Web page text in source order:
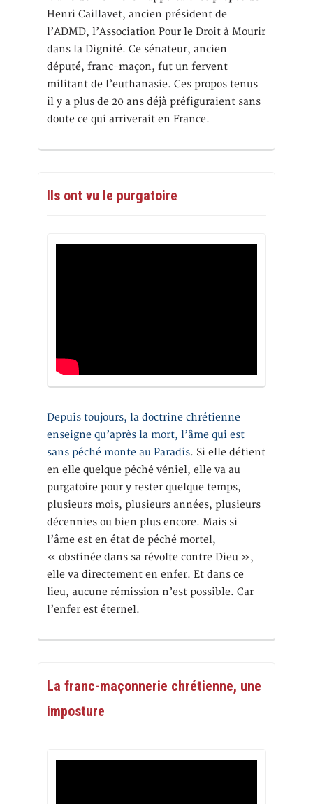
Henri Caillavet, ancien président de
l’ADMD, l’Association Pour le Droit à Mourir
dans la Dignité. Ce sénateur, ancien
député, franc-maçon, fut un fervent
militant de l’euthanasie. Ces propos tenus
il y a plus de 20 ans déjà préfiguraient sans
doute ce qui arriverait en France.
Ils ont vu le purgatoire
Depuis toujours, la doctrine chrétienne
enseigne qu’après la mort, l’âme qui est
sans péché monte au Paradis. Si elle détient
en elle quelque péché véniel, elle va au
purgatoire pour y rester quelque temps,
plusieurs mois, plusieurs années, plusieurs
décennies ou bien plus encore. Mais si
l’âme est en état de péché mortel,
« obstinée dans sa révolte contre Dieu »,
elle va directement en enfer. Et dans ce
lieu, aucune rémission n’est possible. Car
l’enfer est éternel.
La franc-maçonnerie chrétienne, une
imposture